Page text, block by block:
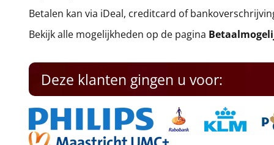
Betalen kan via iDeal, creditcard of
Bekijk alle mogelijkheden op de pagina
Deze klanten gingen u voor: